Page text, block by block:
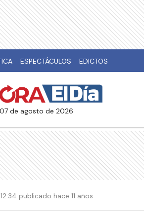
ESPECTÁCULOS EDICTOS
07 de agosto de 2026
publicado hace 11 años